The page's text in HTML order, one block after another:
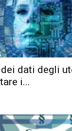
dei dati degli
i...